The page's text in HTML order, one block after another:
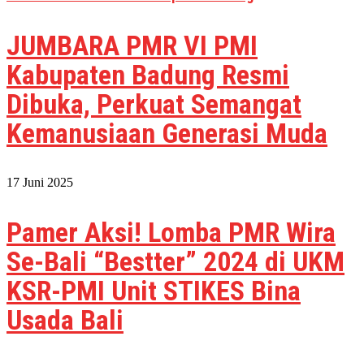
JUMBARA PMR VI PMI
Kabupaten Badung Resmi
Dibuka, Perkuat Semangat
Kemanusiaan Generasi Muda
17 Juni 2025
Pamer Aksi! Lomba PMR Wira
Se-Bali “Bestter” 2024 di UKM
KSR-PMI Unit STIKES Bina
Usada Bali